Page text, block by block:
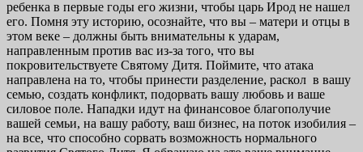
ребенка в первые годы его жизни, чтобы царь Ирод не нашел
его. Помня эту историю, осознайте, что вы – матери и отцы в
этом веке – должны быть внимательны к ударам,
направленным против вас из-за того, что вы
покровительствуете Святому Дитя. Поймите, что атака
направлена на то, чтобы принести разделение, раскол в вашу
семью, создать конфликт, подорвать вашу любовь и ваше
силовое поле. Нападки идут на финансовое благополучие
вашей семьи, на вашу работу, ваш бизнес, на поток изобилия –
на все, что способно сорвать возможность нормального